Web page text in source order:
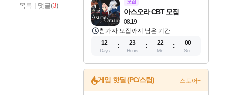
목록 댓글(3)
모집
08.19
아스오라 CBT 모집
참가자 모집까지 남은 기간
12
Days
23
Hours
21
Min
59
Sec
게임 핫딜 (PC/스팀) 스토어+